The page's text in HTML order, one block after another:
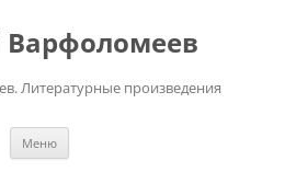
Литературные произведения
Меню